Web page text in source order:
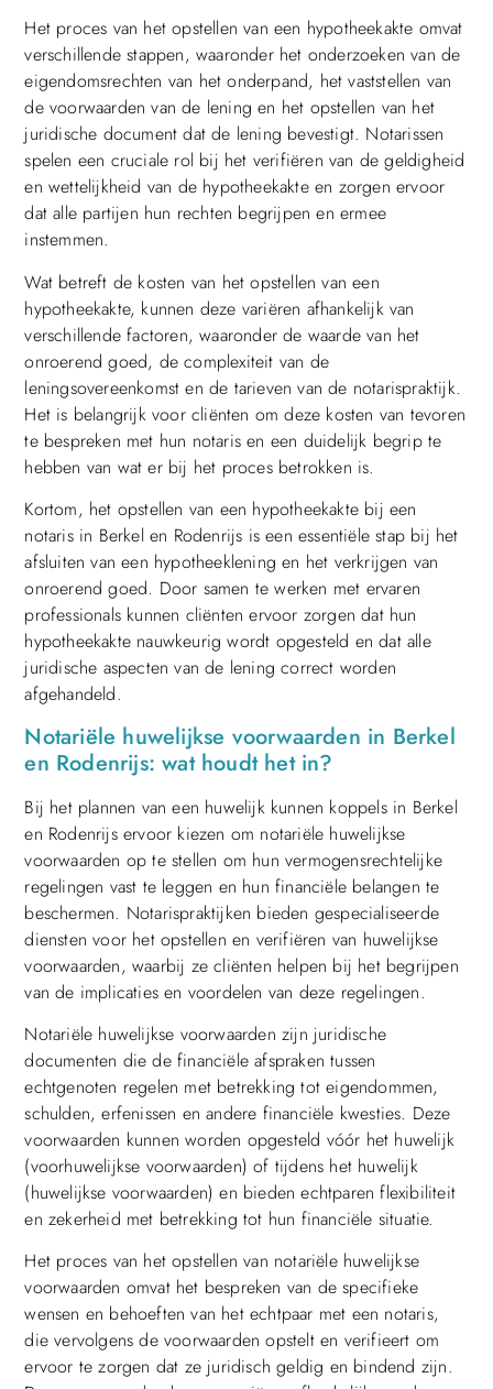
Het proces van het opstellen van een hypotheekakte omvat
verschillende stappen, waaronder het onderzoeken van de
eigendomsrechten van het onderpand, het vaststellen van
de voorwaarden van de lening en het opstellen van het
juridische document dat de lening bevestigt. Notarissen
spelen een cruciale rol bij het verifiëren van de geldigheid
en wettelijkheid van de hypotheekakte en zorgen ervoor
dat alle partijen hun rechten begrijpen en ermee
instemmen.
Wat betreft de kosten van het opstellen van een
hypotheekakte, kunnen deze variëren afhankelijk van
verschillende factoren, waaronder de waarde van het
onroerend goed, de complexiteit van de
leningsovereenkomst en de tarieven van de notarispraktijk.
Het is belangrijk voor cliënten om deze kosten van tevoren
te bespreken met hun notaris en een duidelijk begrip te
hebben van wat er bij het proces betrokken is.
Kortom, het opstellen van een hypotheekakte bij een
notaris in Berkel en Rodenrijs is een essentiële stap bij het
afsluiten van een hypotheeklening en het verkrijgen van
onroerend goed. Door samen te werken met ervaren
professionals kunnen cliënten ervoor zorgen dat hun
hypotheekakte nauwkeurig wordt opgesteld en dat alle
juridische aspecten van de lening correct worden
afgehandeld.
Notariële huwelijkse voorwaarden in Berkel
en Rodenrijs: wat houdt het in?
Bij het plannen van een huwelijk kunnen koppels in Berkel
en Rodenrijs ervoor kiezen om notariële huwelijkse
voorwaarden op te stellen om hun vermogensrechtelijke
regelingen vast te leggen en hun financiële belangen te
beschermen. Notarispraktijken bieden gespecialiseerde
diensten voor het opstellen en verifiëren van huwelijkse
voorwaarden, waarbij ze cliënten helpen bij het begrijpen
van de implicaties en voordelen van deze regelingen.
Notariële huwelijkse voorwaarden zijn juridische
documenten die de financiële afspraken tussen
echtgenoten regelen met betrekking tot eigendommen,
schulden, erfenissen en andere financiële kwesties. Deze
voorwaarden kunnen worden opgesteld vóór het huwelijk
(voorhuwelijkse voorwaarden) of tijdens het huwelijk
(huwelijkse voorwaarden) en bieden echtparen flexibiliteit
en zekerheid met betrekking tot hun financiële situatie.
Het proces van het opstellen van notariële huwelijkse
voorwaarden omvat het bespreken van de specifieke
wensen en behoeften van het echtpaar met een notaris,
die vervolgens de voorwaarden opstelt en verifieert om
ervoor te zorgen dat ze juridisch geldig en bindend zijn.